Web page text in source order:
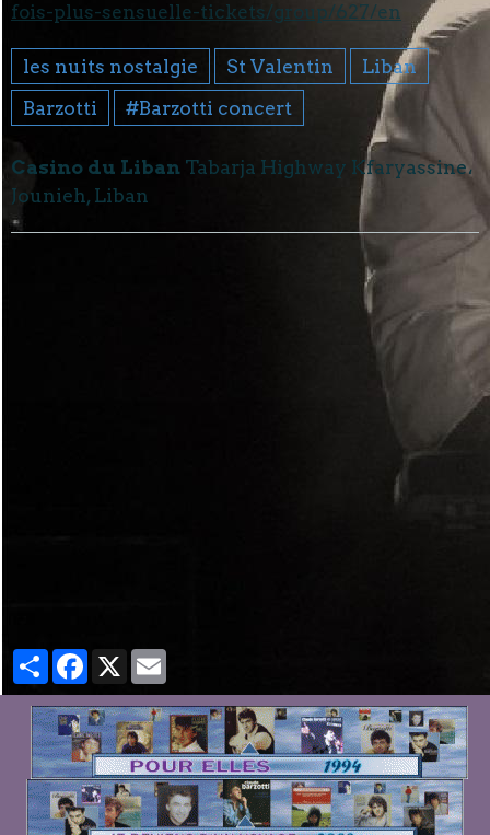
fois-plus-sensuelle-tickets/group/627/en
les nuits nostalgie St Valentin
Liban
Barzotti
#Barzotti concert
Casino du Liban Tabarja Highway Kfaryassine،
Jounieh, Liban
PartagerFacebook
X